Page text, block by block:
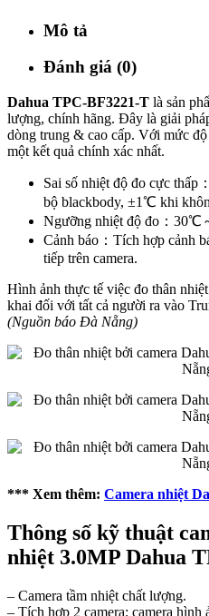
Mô tả
Đánh giá (0)
Dahua TPC-BF3221-T là sản
lượng, chính hãng. Đây là giải
dòng trung & cao cấp. Với mức
một kết quả chính xác nhất.
Sai số nhiệt độ đo cực
bộ blackbody, ±1℃ khi
Ngưỡng nhiệt độ đo：30℃
Cảnh báo：Tích hợp cảnh
tiếp trên camera.
Hình ảnh thực tế việc đo thân
khai đối với tất cả người ra vào
(Nguồn báo Đà Nẵng)
*** Xem thêm: Camera nhiệt
Thông số kỹ thuật
nhiệt 3.0MP Dahua
– Camera tầm nhiệt chất lượng.
– Tích hợp 2 camera: camera